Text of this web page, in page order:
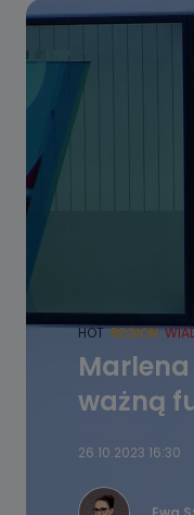
HOT REGION
ważną
26.10.2023 16:30